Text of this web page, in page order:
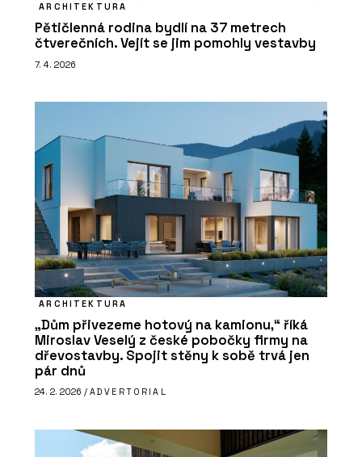
ARCHITEKTURA
Pětičlenná rodina bydlí na 37 metrech
čtverečních. Vejít se jim pomohly vestavby
7. 4. 2026
ARCHITEKTURA
„Dům přivezeme hotový na kamionu,“ říká
Miroslav Veselý z české pobočky firmy na
dřevostavby. Spojit stěny k sobě trvá jen
pár dnů
24. 2. 2026 / ADVERTORIAL